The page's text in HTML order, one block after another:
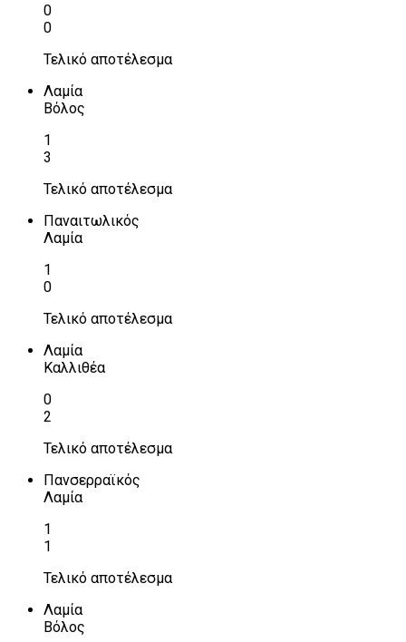
0
0
Τελικό αποτέλεσμα
Λαμία
Βόλος
1
3
Τελικό αποτέλεσμα
Παναιτωλικός
Λαμία
1
0
Τελικό αποτέλεσμα
Λαμία
Καλλιθέα
0
2
Τελικό αποτέλεσμα
Πανσερραϊκός
Λαμία
1
1
Τελικό αποτέλεσμα
Λαμία
Βόλος